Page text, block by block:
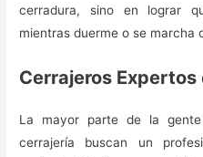
cerradura, sino en lograr
mientras duerme o se marcha
Cerrajeros Expertos
La mayor parte de la
cerrajería buscan un